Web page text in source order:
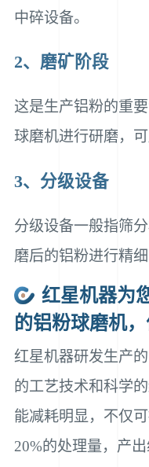
中碎设备。
2、磨矿阶段
这是生产铝粉的重
球磨机进行研磨，
3、分级设备
分级设备一般指筛
磨后的铝粉进行精
红星机器为
的铝粉球磨机
红星机器研发生产的
的工艺技术和科学
能减耗明显，不仅
20%的处理量，产